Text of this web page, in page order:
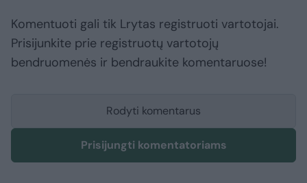
Komentuoti gali tik Lrytas registruoti vartotojai.
Prisijunkite prie registruotų vartotojų
bendruomenės ir bendraukite komentaruose!
Rodyti komentarus
Prisijungti komentatoriams